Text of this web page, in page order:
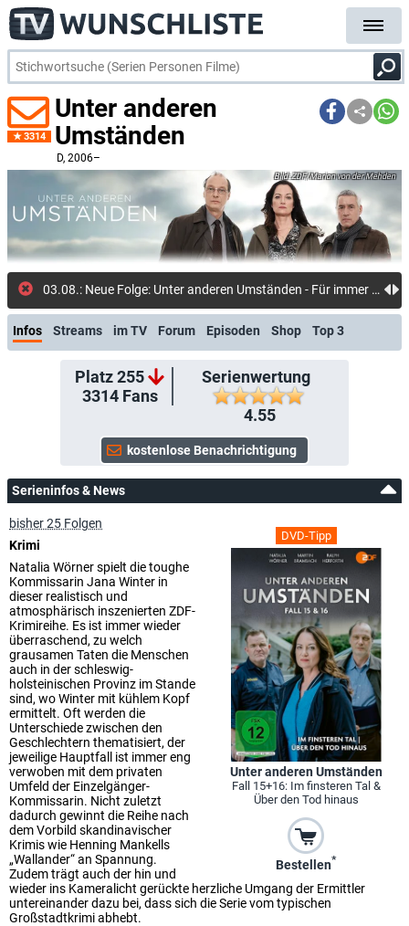
3314
Unter anderen
Umständen
D, 2006–
ZDF/Marion von der Mehden
03.08.: Neue Folge: Unter anderen Umständen - Für immer und ewig (Disney+)
Infos Streams im TV Forum Episoden Shop Top 3
Platz 255
3314Fans
Serienwertung
4.55
Serieninfos & News
DVD-Tipp
Unter anderen Umständen
Fall 15+16: Im finsteren Tal &
Über den Tod hinaus
Bestellen*
bisher 25 Folgen
Krimi
Natalia Wörner spielt die toughe
Kommissarin Jana Winter in
dieser realistisch und
atmosphärisch inszenierten ZDF-
Krimireihe. Es ist immer wieder
überraschend, zu welch
grausamen Taten die Menschen
auch in der schleswig-
holsteinischen Provinz im Stande
sind, wo Winter mit kühlem Kopf
ermittelt. Oft werden die
Unterschiede zwischen den
Geschlechtern thematisiert, der
jeweilige Hauptfall ist immer eng
verwoben mit dem privaten
Umfeld der Einzelgänger-
Kommissarin. Nicht zuletzt
dadurch gewinnt die Reihe nach
dem Vorbild skandinavischer
Krimis wie Henning Mankells
„Wallander“ an Spannung.
Zudem trägt auch der hin und
wieder ins Kameralicht gerückte herzliche Umgang der Ermittler
untereinander dazu bei, dass sich die Serie vom typischen
Großstadtkrimi abhebt.